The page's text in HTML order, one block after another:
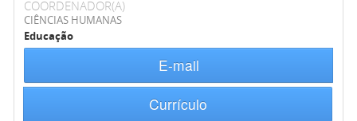
COORDENADOR(A)
CIÊNCIAS HUMANAS
Educação
E-mail
Currículo